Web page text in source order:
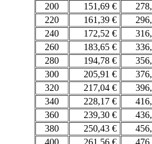
200
151,69 €
220
161,39 €
240
172,52 €
260
183,65 €
280
194,78 €
300
205,91 €
320
217,04 €
340
228,17 €
360
239,30 €
380
250,43 €